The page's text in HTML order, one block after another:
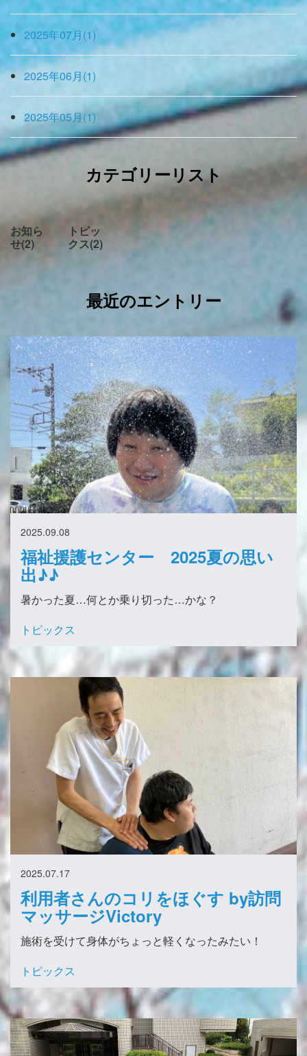
2025年07月(1)
2025年06月(1)
2025年05月(1)
カテゴリーリスト
お知ら
せ(2)
トピッ
クス(2)
最近のエントリー
福祉援護センター 2025夏の思い
出♪♪
2025.09.08
暑かった夏…何とか乗り切った…かな？
トピックス
利用者さんのコリをほぐす by訪問
マッサージVictory
2025.07.17
施術を受けて身体がちょっと軽くなったみたい！
トピックス